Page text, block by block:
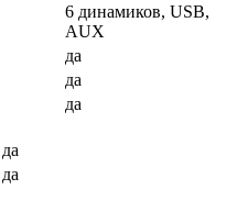
6 динамиков, USB,
AUX
да
да
да
да
да